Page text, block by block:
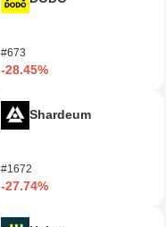
#673
-28.45%
Shardeum
#1672
-27.74%